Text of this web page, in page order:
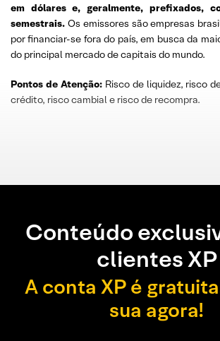
em dólares e, geralmente, prefixados,
semestrais. Os emissores são empresas
por financiar-se fora do país, em busca da
do principal mercado de capitais do mundo.
Pontos de Atenção:Risco de liquidez, risco
crédito, risco cambial e risco de recompra.
Conteúdo
clientes XP
A conta XP é
sua agora!